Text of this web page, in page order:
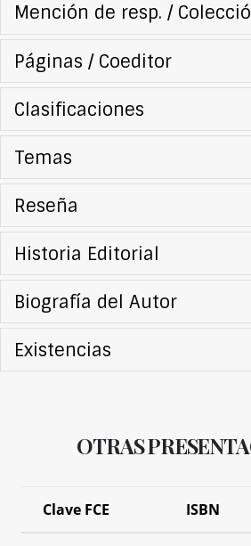
Mención de resp. /
Páginas / Coeditor
Clasificaciones
Temas
Reseña
Historia Editorial
Biografía del Autor
Existencias
OTRAS
Clave FCE ISBN